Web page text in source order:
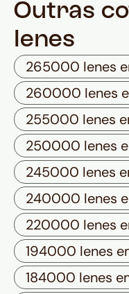
Outras
Ienes
265000 Ienes
260000 Ienes
255000 Ienes
250000 Ienes
245000 Ienes
240000 Ienes
220000 Ienes
194000 Ienes
184000 Ienes